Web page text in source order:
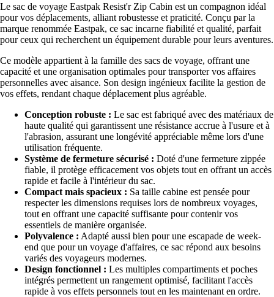
Le sac de voyage Eastpak Resist'r Zip Cabin est un compagnon idéal
pour vos déplacements, alliant robustesse et praticité. Conçu par la
marque renommée Eastpak, ce sac incarne fiabilité et qualité, parfait
pour ceux qui recherchent un équipement durable pour leurs aventures.
Ce modèle appartient à la famille des sacs de voyage, offrant une
capacité et une organisation optimales pour transporter vos affaires
personnelles avec aisance. Son design ingénieux facilite la gestion de
vos effets, rendant chaque déplacement plus agréable.
Conception robuste : Le sac est fabriqué avec des matériaux de
haute qualité qui garantissent une résistance accrue à l'usure et à
l'abrasion, assurant une longévité appréciable même lors d'une
utilisation fréquente.
Système de fermeture sécurisé : Doté d'une fermeture zippée
fiable, il protège efficacement vos objets tout en offrant un accès
rapide et facile à l'intérieur du sac.
Compact mais spacieux : Sa taille cabine est pensée pour
respecter les dimensions requises lors de nombreux voyages,
tout en offrant une capacité suffisante pour contenir vos
essentiels de manière organisée.
Polyvalence : Adapté aussi bien pour une escapade de week-
end que pour un voyage d'affaires, ce sac répond aux besoins
variés des voyageurs modernes.
Design fonctionnel : Les multiples compartiments et poches
intégrés permettent un rangement optimisé, facilitant l'accès
rapide à vos effets personnels tout en les maintenant en ordre.